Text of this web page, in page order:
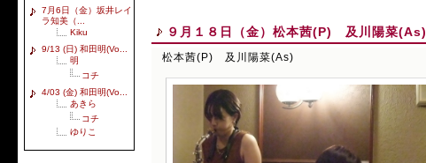
7月6日（金）坂井レイ
ラ知美（...
Kiku
9/13 (日) 和田明(Vo...
明
コチ
4/03 (金) 和田明(Vo...
あきら
コチ
ゆりこ
９月１８日（金）松本茜(P) 及川陽菜(As)
松本茜(P) 及川陽菜(As)